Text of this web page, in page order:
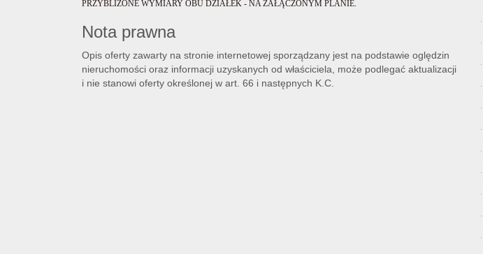
PRZYBLIŻONE WYMIARY OBU DZIAŁEK - NA ZAŁĄCZONYM PLANIE.
Nota prawna
Opis oferty zawarty na stronie internetowej sporządzany jest na podstawie oględzin
nieruchomości oraz informacji uzyskanych od właściciela, może podlegać aktualizacji
i nie stanowi oferty określonej w art. 66 i następnych K.C.